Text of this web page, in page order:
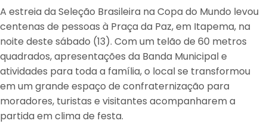
A estreia da Seleção Brasileira na Copa do Mundo levou
centenas de pessoas à Praça da Paz, em Itapema, na
noite deste sábado (13). Com um telão de 60 metros
quadrados, apresentações da Banda Municipal e
atividades para toda a família, o local se transformou
em um grande espaço de confraternização para
moradores, turistas e visitantes acompanharem a
partida em clima de festa.